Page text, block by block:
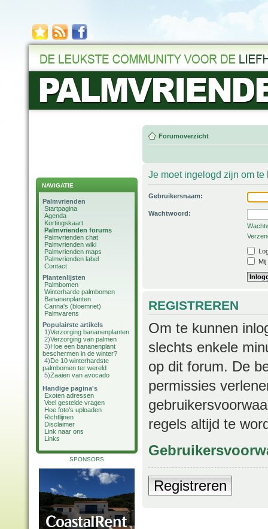
NAVIGATIE
Palmvrienden
Startpagina
Agenda
Kortingskaart
Palmvrienden forums
Palmvrienden chat
Palmvrienden wiki
Palmvrienden maps
Palmvrienden label
Contact
Plantenlijsten
Palmbomen
Winterharde palmbomen
Bananenplanten
Canna's (bloemriet)
Palmvarens
Populairste artikels
1)Verzorging bananenplanten
2)Verzorging van palmen
3)Hoe een bananenplant
beschermen in de winter?
4)De 10 winterhardste
palmbomen ter wereld
5)Zaaien van avocado
Handige pagina's
Exoten adressen
Veel gestelde vragen
Hoe foto's uploaden
Richtlijnen
Disclaimer
Link naar ons
Links
SPONSORS
Forumoverzicht
Je moet ingelogd zijn om
Gebruikersnaam:
Wachtwoord:
REGISTREREN
Om te kunnen
slechts enkele
op dit forum. De
permissies
regels altijd te
Registreren